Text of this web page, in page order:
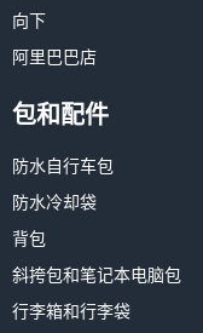
向下
阿里巴巴店
包和配件
防水自行车包
防水冷却袋
背包
斜挎包和笔记本电脑包
行李箱和行李袋